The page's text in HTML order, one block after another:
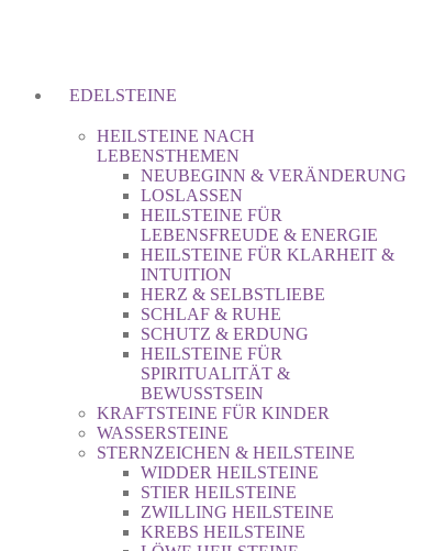
EDELSTEINE
HEILSTEINE NACH
LEBENSTHEMEN
NEUBEGINN & VERÄNDERUNG
LOSLASSEN
HEILSTEINE FÜR
LEBENSFREUDE & ENERGIE
HEILSTEINE FÜR KLARHEIT &
INTUITION
HERZ & SELBSTLIEBE
SCHLAF & RUHE
SCHUTZ & ERDUNG
HEILSTEINE FÜR
SPIRITUALITÄT &
BEWUSSTSEIN
KRAFTSTEINE FÜR KINDER
WASSERSTEINE
STERNZEICHEN & HEILSTEINE
WIDDER HEILSTEINE
STIER HEILSTEINE
ZWILLING HEILSTEINE
KREBS HEILSTEINE